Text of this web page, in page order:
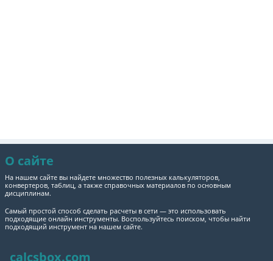
О сайте
На нашем сайте вы найдете множество полезных калькуляторов,
конвертеров, таблиц, а также справочных материалов по основным
дисциплинам.
Самый простой способ сделать расчеты в сети — это использовать
подходящие онлайн инструменты. Воспользуйтесь поиском, чтобы найти
подходящий инструмент на нашем сайте.
calcsbox.com